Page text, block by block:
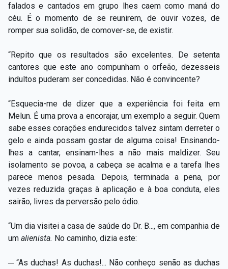
falados e cantados em grupo lhes caem como maná do
céu. É o momento de se reunirem, de ouvir vozes, de
romper sua solidão, de comover-se, de existir.
“Repito que os resultados são excelentes. De setenta
cantores que este ano compunham o orfeão, dezesseis
indultos puderam ser concedidas. Não é convincente?
“Esquecia-me de dizer que a experiência foi feita em
Melun. É uma prova a encorajar, um exemplo a seguir. Quem
sabe esses corações endurecidos talvez sintam derreter o
gelo e ainda possam gostar de alguma coisa! Ensinando-
lhes a cantar, ensinam-lhes a não mais maldizer. Seu
isolamento se povoa, a cabeça se acalma e a tarefa lhes
parece menos pesada. Depois, terminada a pena, por
vezes reduzida graças à aplicação e à boa conduta, eles
sairão, livres da perversão pelo ódio.
“Um dia visitei a casa de saúde do Dr. B..., em companhia de
um alienista. No caminho, dizia este:
─ “As duchas! As duchas!... Não conheço senão as duchas